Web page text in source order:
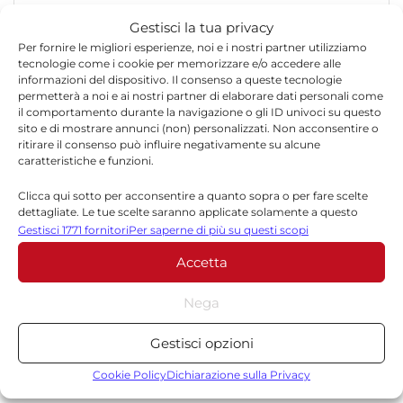
Gestisci la tua privacy
Per fornire le migliori esperienze, noi e i nostri partner utilizziamo
tecnologie come i cookie per memorizzare e/o accedere alle
informazioni del dispositivo. Il consenso a queste tecnologie
permetterà a noi e ai nostri partner di elaborare dati personali come
il comportamento durante la navigazione o gli ID univoci su questo
sito e di mostrare annunci (non) personalizzati. Non acconsentire o
ritirare il consenso può influire negativamente su alcune
caratteristiche e funzioni.
Clicca qui sotto per acconsentire a quanto sopra o per fare scelte
dettagliate. Le tue scelte saranno applicate solamente a questo
sito. È possibile modificare le impostazioni in qualsiasi momento,
compreso il ritiro del consenso, utilizzando i pulsanti della Cookie
Policy o cliccando sul pulsante di gestione del consenso nella parte
inferiore dello schermo.
Statistiche
Archiviare informazioni su dispositivo e/o accedervi, Misurare le
prestazioni degli annunci, Misurare le prestazioni dei contenuti,
Gestisci 1771 fornitoriPer saperne di più su questi scopi
Accetta
Nega
Gestisci opzioni
Cookie PolicyDichiarazione sulla Privacy
Nome*